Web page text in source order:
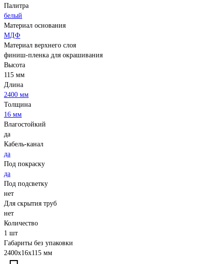
Палитра
белый
Материал основания
МДФ
Материал верхнего слоя
финиш-пленка для окрашивания
Высота
115 мм
Длина
2400 мм
Толщина
16 мм
Влагостойкий
да
Кабель-канал
да
Под покраску
да
Под подсветку
нет
Для скрытия труб
нет
Количество
1 шт
Габариты без упаковки
2400х16х115 мм